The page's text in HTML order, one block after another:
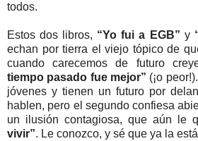
todos.
Estos dos libros, “Yo fui a EGB” y
echan por tierra el viejo tópico de
cuando carecemos de futuro
tiempo pasado fue mejor” (¡o
jóvenes y tienen un futuro por
hablen, pero el segundo confiesa
un ilusión contagiosa, que aún le
vivir”. Le conozco, y sé que ya la